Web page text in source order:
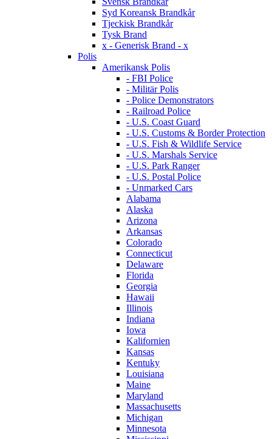
Syd Koreansk Brandkår
Tjeckisk Brandkår
Tysk Brand
x - Generisk Brand - x
Polis
Amerikansk Polis
- FBI Police
- Militär Polis
- Police Demonstrators
- Railroad Police
- U.S. Coast Guard
- U.S. Customs & Border Protection
- U.S. Fish & Wildlife Service
- U.S. Marshals Service
- U.S. Park Ranger
- U.S. Postal Police
- Unmarked Cars
Alabama
Alaska
Arizona
Arkansas
Colorado
Connecticut
Delaware
Florida
Georgia
Hawaii
Illinois
Indiana
Iowa
Kalifornien
Kansas
Kentuky
Louisiana
Maine
Maryland
Massachusetts
Michigan
Minnesota